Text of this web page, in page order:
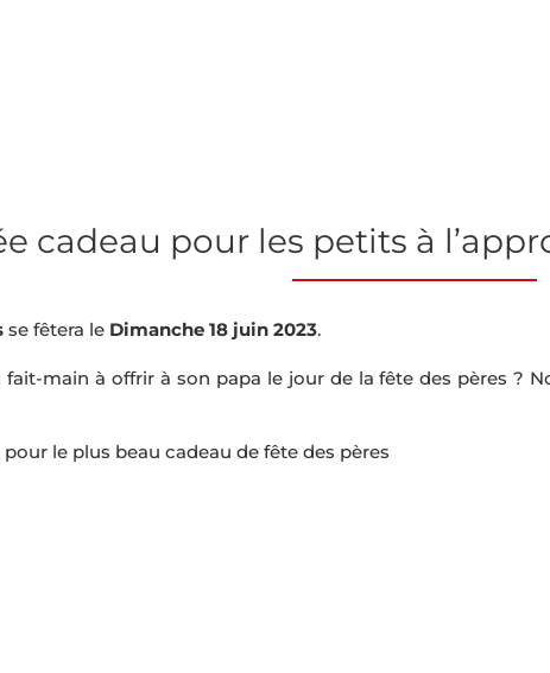
cadeau pour les petits à
se fêtera le Dimanche 18 juin 2023.
main à offrir à son papa le jour de la fête des pères ?
le plus beau cadeau de fête des pères